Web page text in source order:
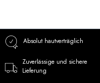
Absolut hautverträglich
Zuverlässige und sichere
Lieferung